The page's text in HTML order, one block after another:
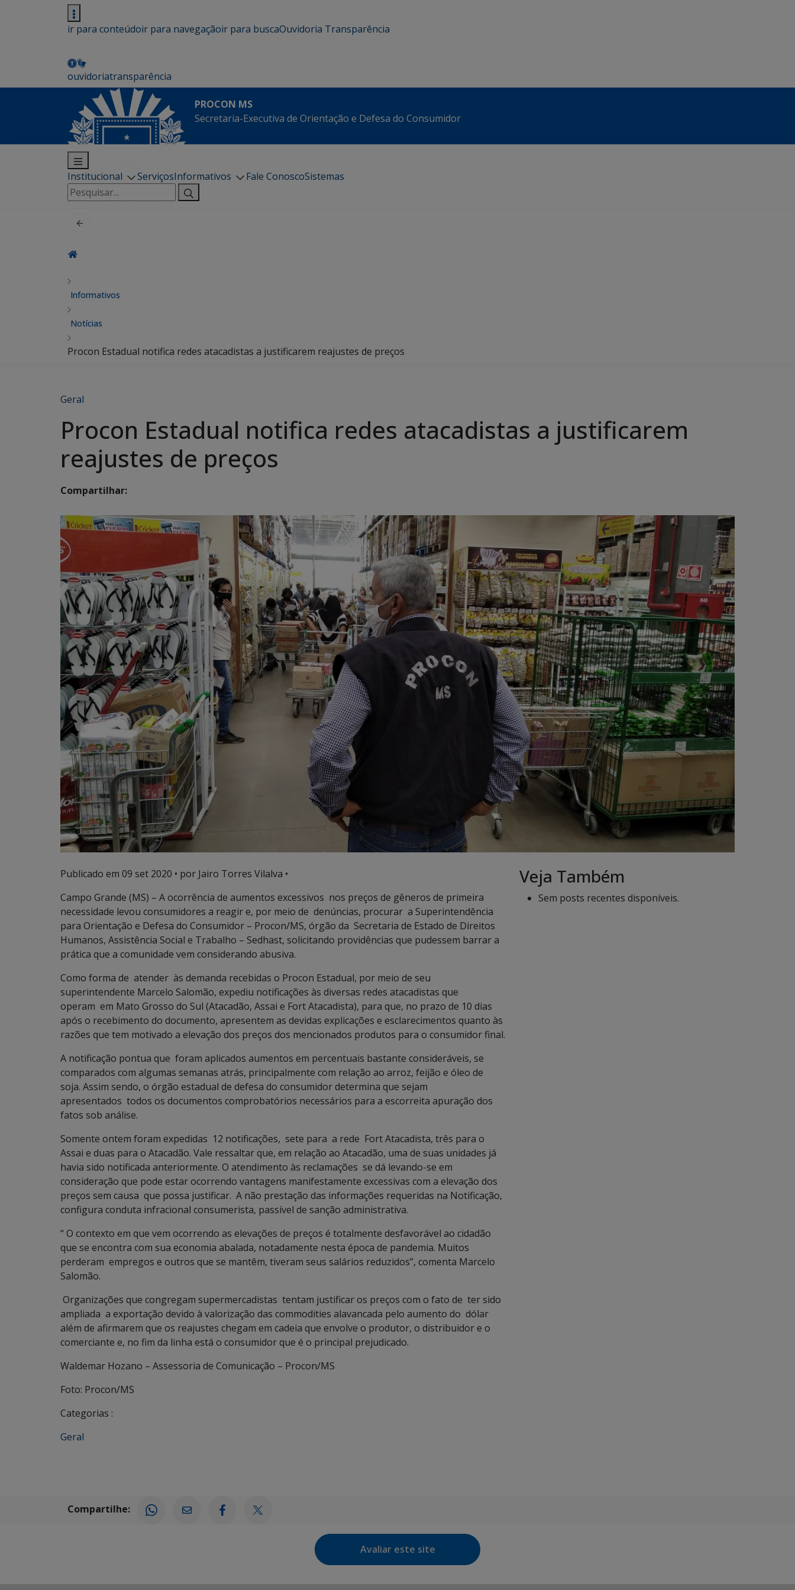
ir para conteúdoir para navegaçãoir para buscaOuvidoria Transparência
ouvidoriatransparência
PROCON MS
Secretaria-Executiva de Orientação e Defesa do Consumidor
Institucional ServiçosInformativos Fale ConoscoSistemas
Pesquisar
por:
Informativos
Notícias
Procon Estadual notifica redes atacadistas a justificarem reajustes de preços
Geral
Procon Estadual notifica redes atacadistas a justificarem
reajustes de preços
Compartilhar:
Publicado em 09 set 2020 • por Jairo Torres Vilalva •
Campo Grande (MS) – A ocorrência de aumentos excessivos nos preços de gêneros de primeira
necessidade levou consumidores a reagir e, por meio de denúncias, procurar a Superintendência
para Orientação e Defesa do Consumidor – Procon/MS, órgão da Secretaria de Estado de Direitos
Humanos, Assistência Social e Trabalho – Sedhast, solicitando providências que pudessem barrar a
prática que a comunidade vem considerando abusiva.
Como forma de atender às demanda recebidas o Procon Estadual, por meio de seu
superintendente Marcelo Salomão, expediu notificações às diversas redes atacadistas que
operam em Mato Grosso do Sul (Atacadão, Assai e Fort Atacadista), para que, no prazo de 10 dias
após o recebimento do documento, apresentem as devidas explicações e esclarecimentos quanto às
razões que tem motivado a elevação dos preços dos mencionados produtos para o consumidor final.
A notificação pontua que foram aplicados aumentos em percentuais bastante consideráveis, se
comparados com algumas semanas atrás, principalmente com relação ao arroz, feijão e óleo de
soja. Assim sendo, o órgão estadual de defesa do consumidor determina que sejam
apresentados todos os documentos comprobatórios necessários para a escorreita apuração dos
fatos sob análise.
Somente ontem foram expedidas 12 notificações, sete para a rede Fort Atacadista, três para o
Assai e duas para o Atacadão. Vale ressaltar que, em relação ao Atacadão, uma de suas unidades já
havia sido notificada anteriormente. O atendimento às reclamações se dá levando-se em
consideração que pode estar ocorrendo vantagens manifestamente excessivas com a elevação dos
preços sem causa que possa justificar. A não prestação das informações requeridas na Notificação,
configura conduta infracional consumerista, passível de sanção administrativa.
“ O contexto em que vem ocorrendo as elevações de preços é totalmente desfavorável ao cidadão
que se encontra com sua economia abalada, notadamente nesta época de pandemia. Muitos
perderam empregos e outros que se mantêm, tiveram seus salários reduzidos”, comenta Marcelo
Salomão.
Organizações que congregam supermercadistas tentam justificar os preços com o fato de ter sido
ampliada a exportação devido à valorização das commodities alavancada pelo aumento do dólar
além de afirmarem que os reajustes chegam em cadeia que envolve o produtor, o distribuidor e o
comerciante e, no fim da linha está o consumidor que é o principal prejudicado.
Waldemar Hozano – Assessoria de Comunicação – Procon/MS
Foto: Procon/MS
Categorias :
Geral
Veja Também
Sem posts recentes disponíveis.
Compartilhe:
Avaliar este site